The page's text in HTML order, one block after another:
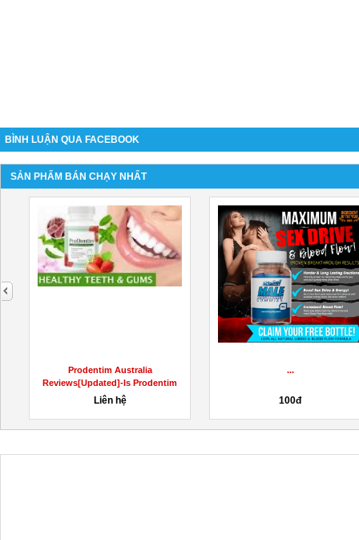
BÌNH LUẬN QUA FACEBOOK
SẢN PHẨM BÁN CHẠY NHẤT
Prodentim Australia
Reviews[Updated]-Is Prodentim
Australia...
Liên hệ
...
100đ
next